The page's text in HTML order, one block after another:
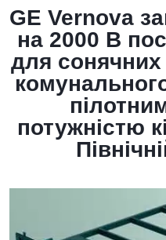
GE Vernova
на 2000 В
для сонячних
потужністю